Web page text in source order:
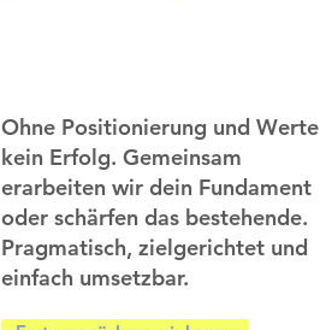
Ohne Positionierung und Werte
kein Erfolg. Gemeinsam
erarbeiten wir dein Fundament
oder schärfen das bestehende.
Pragmatisch, zielgerichtet und
einfach umsetzbar.